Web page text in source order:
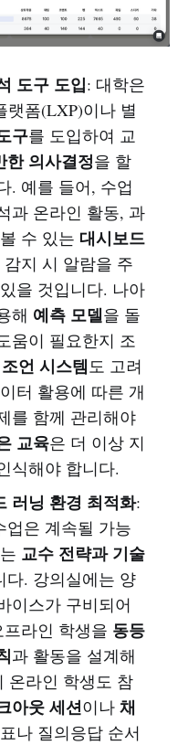
도구 도입: 대학은
랫폼(LXP)이나 별
구를 도입하여 교
한 의사결정을 할
. 예를 들어, 수업
과 온라인 활동, 과
수 있는 대시보드
지 시 알람을 주
을 것입니다. 나아
해 예측 모델을 돌
움이 필요한지 조
언 시스템도 고려
터 활용에 따른 개
를 함께 관리해야
교육은 더 이상 지
식해야 합니다.
러닝 환경 최적화:
업은 계속될 가능
교수 전략과 기술
다. 강의실에는 양
이스가 구비되어
프라인 학생을 동등
과 활동을 설계해
온라인 학생도 참
아웃 세션이나 채
나 질의응답 순서